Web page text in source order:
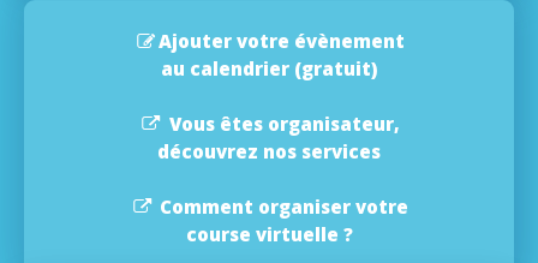
Ajouter votre évènement
au calendrier (gratuit)
Vous êtes organisateur,
découvrez nos services
Comment organiser votre
course virtuelle ?